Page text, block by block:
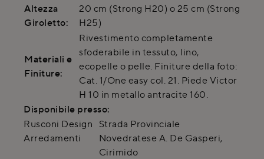
Altezza
Giroletto:
20 cm (Strong H20) o 25 cm (Strong
H25)
Materiali e
Finiture:
Rivestimento completamente
sfoderabile in tessuto, lino,
ecopelle o pelle. Finiture della foto:
Cat. 1/One easy col. 21. Piede Victor
H 10 in metallo antracite 160.
Disponibile presso:
Rusconi Design
Arredamenti
Strada Provinciale
Novedratese A. De Gasperi,
Cirimido